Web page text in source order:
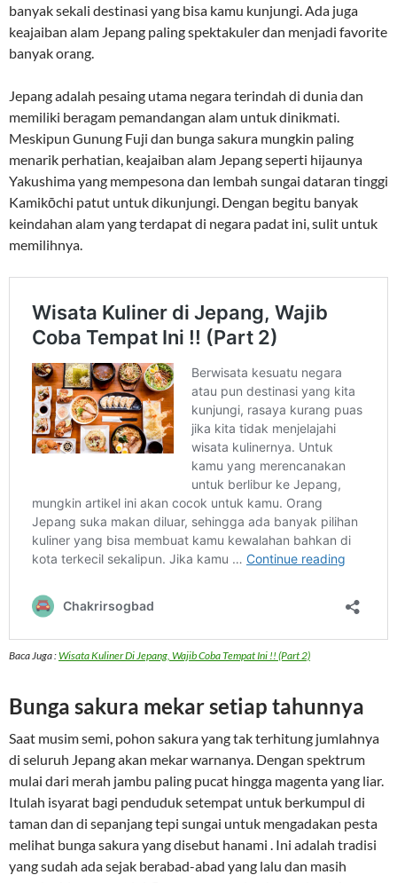
banyak sekali destinasi yang bisa kamu kunjungi. Ada juga
keajaiban alam Jepang paling spektakuler dan menjadi favorite
banyak orang.
Jepang adalah pesaing utama negara terindah di dunia dan
memiliki beragam pemandangan alam untuk dinikmati.
Meskipun Gunung Fuji dan bunga sakura mungkin paling
menarik perhatian, keajaiban alam Jepang seperti hijaunya
Yakushima yang mempesona dan lembah sungai dataran tinggi
Kamikōchi patut untuk dikunjungi. Dengan begitu banyak
keindahan alam yang terdapat di negara padat ini, sulit untuk
memilihnya.
Baca Juga :Wisata Kuliner Di Jepang, Wajib Coba Tempat Ini !! (Part 2)
Bunga sakura mekar setiap tahunnya
Saat musim semi, pohon sakura yang tak terhitung jumlahnya
di seluruh Jepang akan mekar warnanya. Dengan spektrum
mulai dari merah jambu paling pucat hingga magenta yang liar.
Itulah isyarat bagi penduduk setempat untuk berkumpul di
taman dan di sepanjang tepi sungai untuk mengadakan pesta
melihat bunga sakura yang disebut hanami . Ini adalah tradisi
yang sudah ada sejak berabad-abad yang lalu dan masih